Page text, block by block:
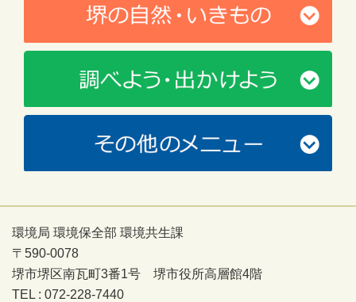
環境局 環境保全部 環境共生課
〒590-0078
堺市堺区南瓦町3番1号 堺市役所高層館4階
TEL : 072-228-7440